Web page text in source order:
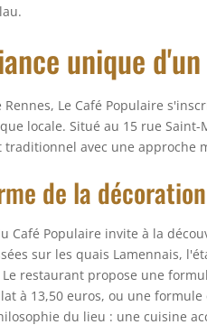
unique
Le Café Populaire
locale. Situé au 15 rue
avec une approche
de la
Café Populaire invite à la
sur les quais Lamennais,
Le restaurant propose une
à 13,50 euros, ou une
du lieu : une cuisine